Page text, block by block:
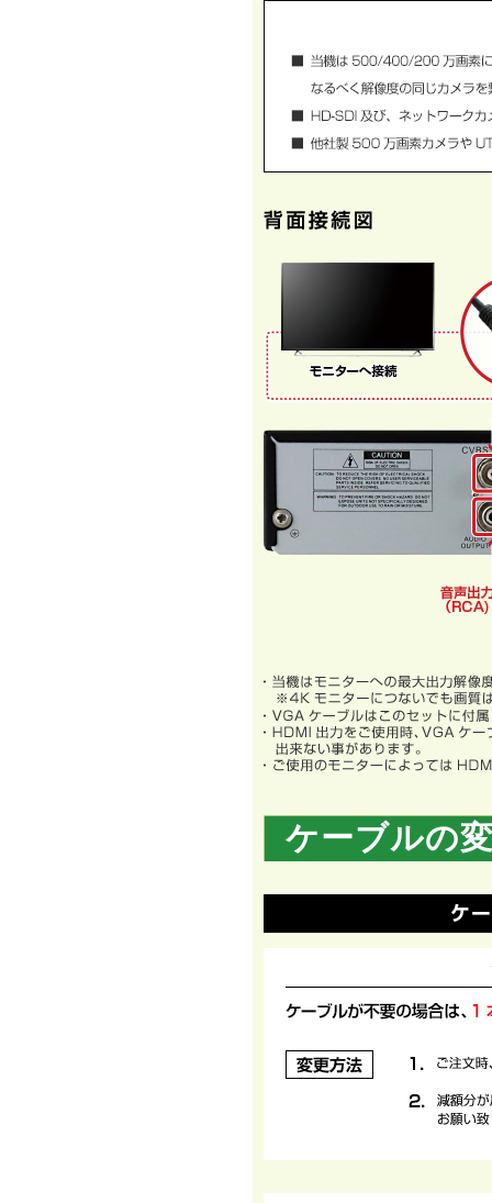
ケーブルの